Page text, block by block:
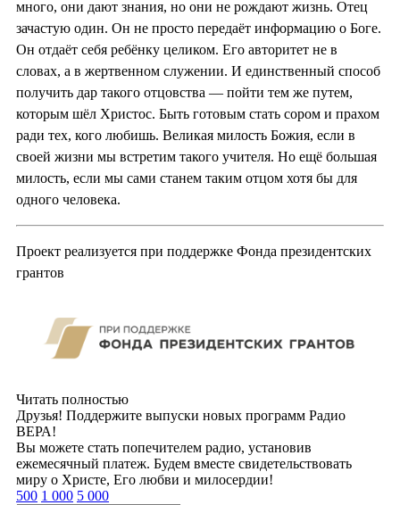
много, они дают знания, но они не рождают жизнь. Отец
зачастую один. Он не просто передаёт информацию о Боге.
Он отдаёт себя ребёнку целиком. Его авторитет не в
словах, а в жертвенном служении. И единственный способ
получить дар такого отцовства — пойти тем же путем,
которым шёл Христос. Быть готовым стать сором и прахом
ради тех, кого любишь. Великая милость Божия, если в
своей жизни мы встретим такого учителя. Но ещё большая
милость, если мы сами станем таким отцом хотя бы для
одного человека.
Проект реализуется при поддержке Фонда президентских
грантов
Читать полностью
Друзья! Поддержите выпуски новых программ Радио
ВЕРА!
Вы можете стать попечителем радио, установив
ежемесячный платеж. Будем вместе свидетельствовать
миру о Христе, Его любви и милосердии!
500 1 000 5 000